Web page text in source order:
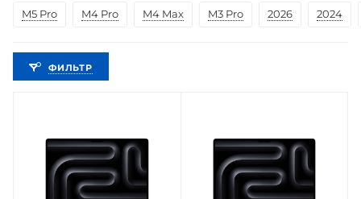
M5 Pro M4 Pro M4 Max M3 Pro 2026 2024
ФИЛЬТР